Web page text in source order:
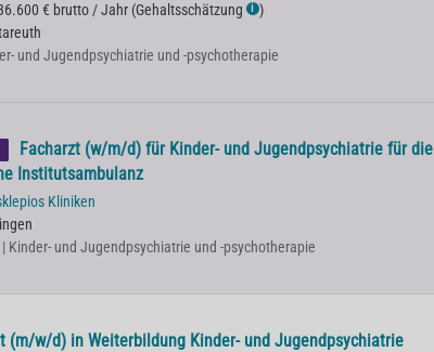
€ brutto / Jahr (Gehaltsschätzung ℹ )
und Jugendpsychiatrie und -psychotherapie
Facharzt (w/m/d) für Kinder- und Jugendpsychiatrie für die
Institutsambulanz
Kliniken
Kinder- und Jugendpsychiatrie und -psychotherapie
(m/w/d) in Weiterbildung Kinder- und Jugendpsychiatrie